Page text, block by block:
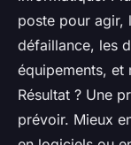
poste pour agir,
défaillance, les
équipements, et
Résultat ? Une
prévoir. Mieux